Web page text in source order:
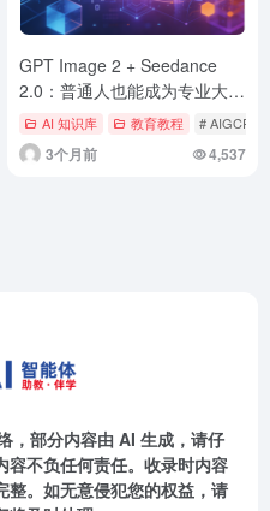
GPT Image 2 + Seedance
2.0：普通人也能成为专业大导
演！AI 知识库 教育教程 # AIGCPM
3个月前 4,537
，部分内容由 AI 生成，请仔
容不负任何责任。收录时内容
整。如无意侵犯您的权益，请